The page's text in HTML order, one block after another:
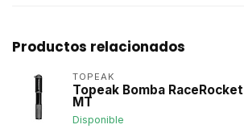
Productos relacionados
TOPEAK
Topeak Bomba RaceRocket
MT
Disponible